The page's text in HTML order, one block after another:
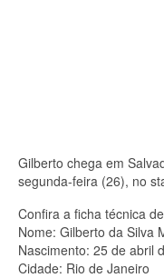
Gilberto chega em
segunda-feira (26), no
Confira a ficha técnica
Nome: Gilberto da Silva
Nascimento: 25 de abril
Cidade: Rio de Janeiro